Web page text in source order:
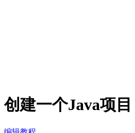
创建一个Java项目